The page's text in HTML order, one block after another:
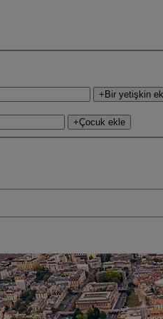
+Bir yetişkin
+Çocuk ekle